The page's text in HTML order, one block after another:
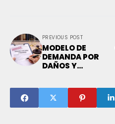
PREVIOUS POST
MODELO DE
DEMANDA POR
DAÑOS Y